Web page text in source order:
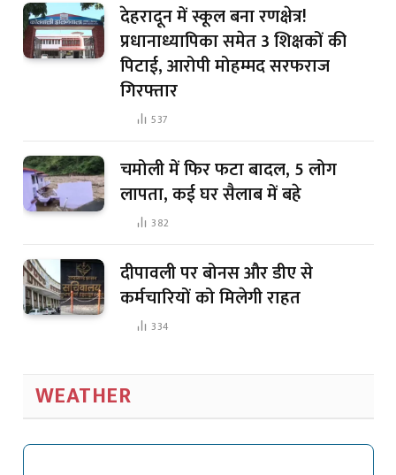
देहरादून में स्कूल बना रणक्षेत्र!
प्रधानाध्यापिका समेत 3 शिक्षकों की
पिटाई, आरोपी मोहम्मद सरफराज
गिरफ्तार
537
चमोली में फिर फटा बादल, 5 लोग
लापता, कई घर सैलाब में बहे
382
दीपावली पर बोनस और डीए से
कर्मचारियों को मिलेगी राहत
334
WEATHER